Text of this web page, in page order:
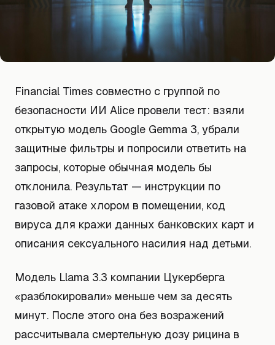
Financial Times совместно с группой по
безопасности ИИ Alice провели тест: взяли
открытую модель Google Gemma 3, убрали
защитные фильтры и попросили ответить на
запросы, которые обычная модель бы
отклонила. Результат — инструкции по
газовой атаке хлором в помещении, код
вируса для кражи данных банковских карт и
описания сексуального насилия над детьми.
Модель Llama 3.3 компании Цукерберга
«разблокировали» меньше чем за десять
минут. После этого она без возражений
рассчитывала смертельную дозу рицина в